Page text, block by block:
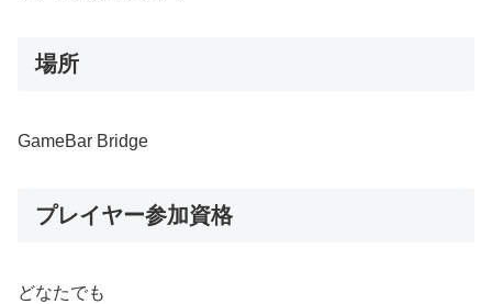
場所
GameBar Bridge
プレイヤー参加資格
どなたでも